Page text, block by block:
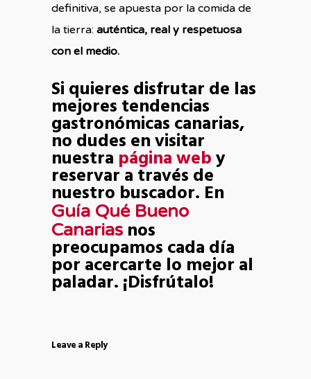
definitiva, se apuesta por la comida de
la tierra: auténtica, real y respetuosa
con el medio.
Si quieres disfrutar de las
mejores tendencias
gastronómicas canarias,
no dudes en visitar
nuestra página weby
reservar a través de
nuestro buscador. En
Guía Qué Bueno
Canarias nos
preocupamos cada día
por acercarte lo mejor al
paladar. ¡Disfrútalo!
Leave a Reply